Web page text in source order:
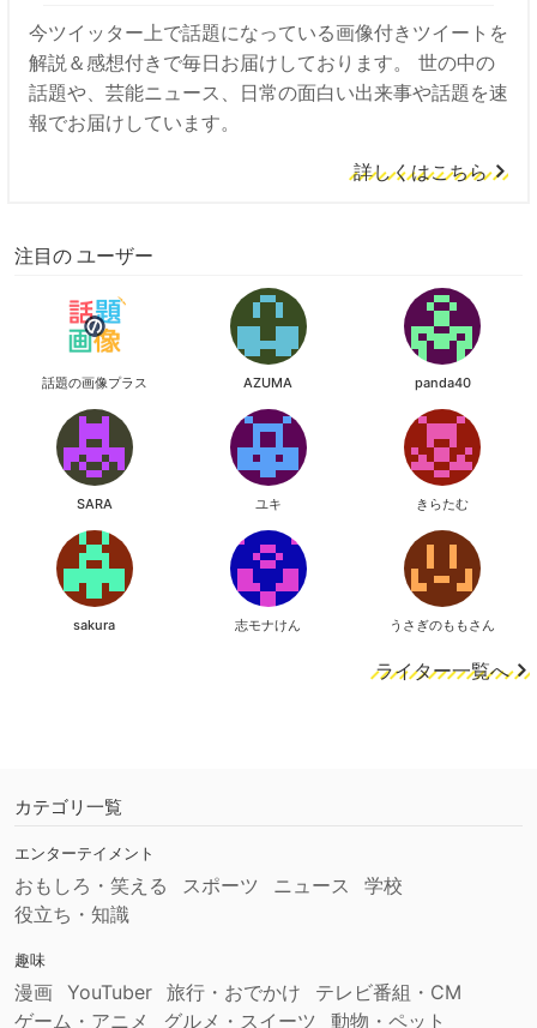
今ツイッター上で話題になっている画像付きツイートを
解説＆感想付きで毎日お届けしております。 世の中の
話題や、芸能ニュース、日常の面白い出来事や話題を速
報でお届けしています。
詳しくはこちら
注目の ユーザー
話題の画像プラス AZUMA panda40
SARA ユキ きらたむ
sakura 志モナけん うさぎのももさん
ライター一覧へ
カテゴリ一覧
エンターテイメント
おもしろ・笑える スポーツ ニュース
学校
役立ち・知識
趣味
漫画 YouTuber 旅行・おでかけ
テレビ番組・CM
ゲーム・アニメ
グルメ・スイーツ 動物・ペット